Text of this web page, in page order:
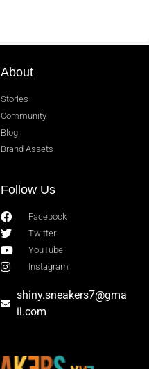
About
Stories
Community
Blog
Brand Assets
Follow Us
Facebook
Twitter
YouTube
Instagram
shiny.sneakers7@gma
il.com